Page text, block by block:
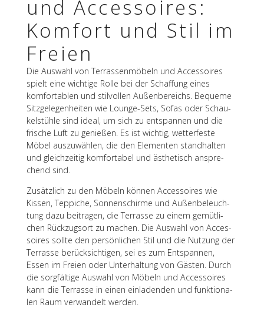
und Acces­soires:
Komfort und Stil im
Freien
Die Auswahl von Terras­sen­mö­beln und Acces­soires
spielt eine wich­tige Rolle bei der Schaf­fung eines
komfor­ta­blen und stil­vol­len Außen­be­reichs. Bequeme
Sitz­ge­le­gen­hei­ten wie Lounge-Sets, Sofas oder Schau­
kel­stühle sind ideal, um sich zu entspan­nen und die
frische Luft zu genie­ßen. Es ist wich­tig, wetter­feste
Möbel auszu­wäh­len, die den Elemen­ten stand­hal­ten
und gleich­zei­tig komfor­ta­bel und ästhe­tisch anspre­
chend sind.
Zusätz­lich zu den Möbeln können Acces­soires wie
Kissen, Teppi­che, Sonnen­schirme und Außen­be­leuch­
tung dazu beitra­gen, die Terrasse zu einem gemüt­li­
chen Rück­zugs­ort zu machen. Die Auswahl von Acces­
soires sollte den persön­li­chen Stil und die Nutzung der
Terrasse berück­sich­ti­gen, sei es zum Entspan­nen,
Essen im Freien oder Unter­hal­tung von Gästen. Durch
die sorg­fäl­tige Auswahl von Möbeln und Acces­soires
kann die Terrasse in einen einla­den­den und funk­tio­na­
len Raum verwan­delt werden.